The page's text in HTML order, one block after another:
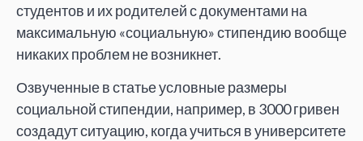
студентов и их родителей с документами на
максимальную «социальную» стипендию вообще
никаких проблем не возникнет.
Озвученные в статье условные размеры
социальной стипендии, например, в 3000 гривен
создадут ситуацию, когда учиться в университете